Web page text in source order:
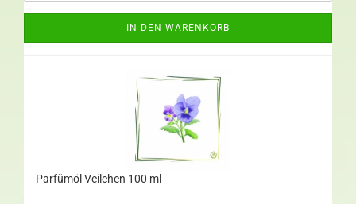
IN DEN WARENKORB
Parfümöl Veilchen 100 ml